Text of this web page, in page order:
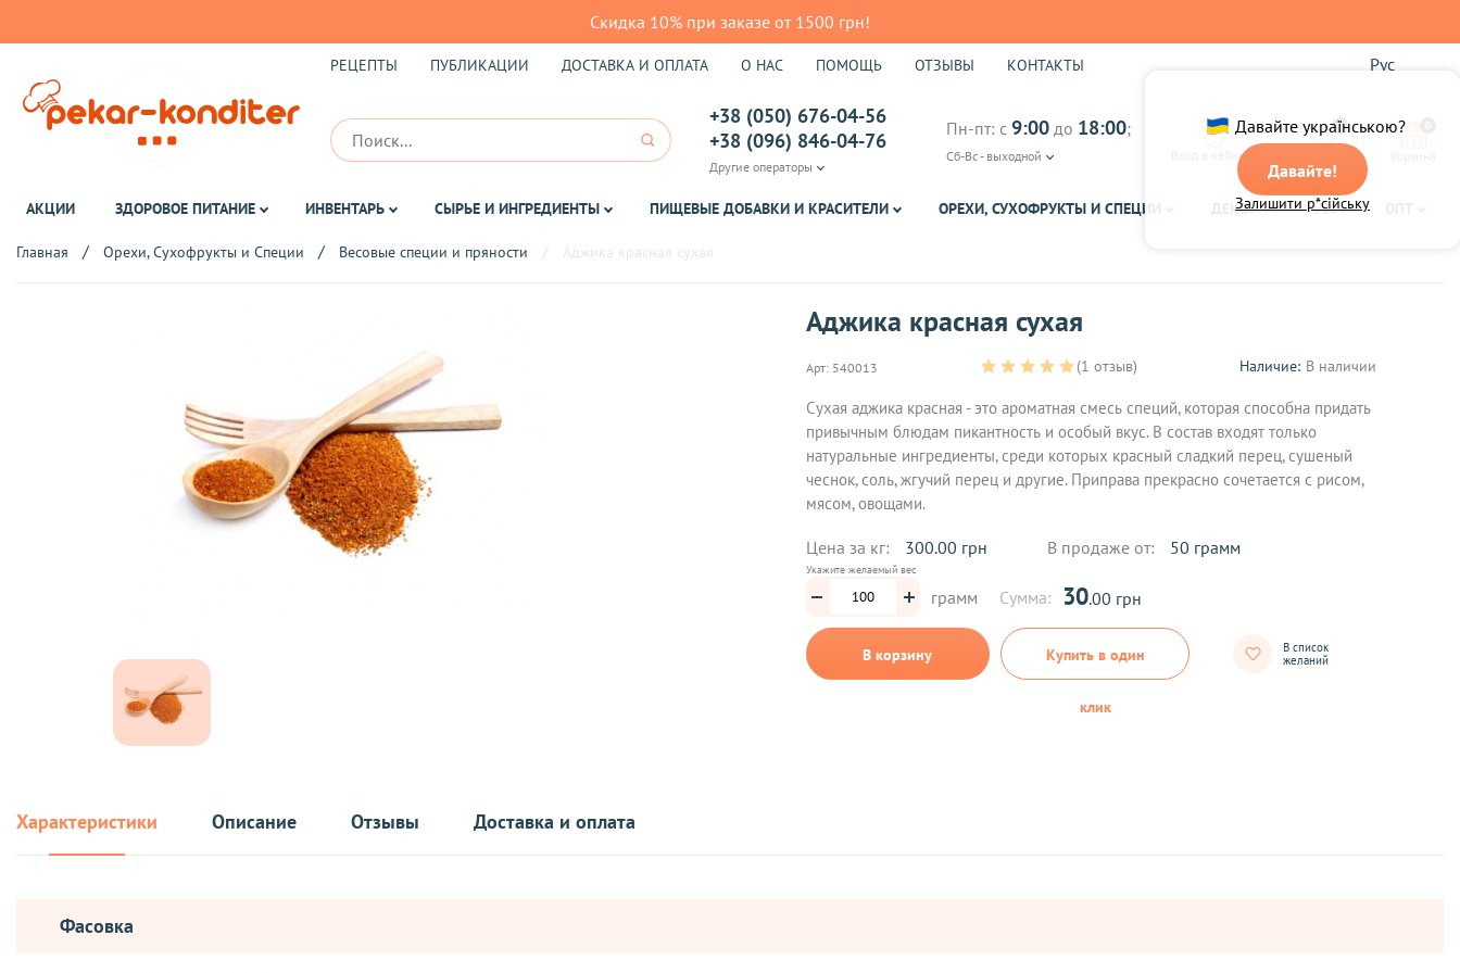
Скидка 10% при заказе от 1500 грн!
Давайте українською?
Давайте!
Залишити р*сійську
РЕЦЕПТЫ ПУБЛИКАЦИИ ДОСТАВКА И ОПЛАТА О НАС ПОМОЩЬ ОТЗЫВЫ КОНТАКТЫ Рус
+38 (050) 676-04-56
+38 (096) 846-04-76
Другие операторы
Пн-пт: с 9:00 до 18:00;
Сб-Вс - выходной Вход в кабинет
0
АКЦИИ ЗДОРОВОЕ ПИТАНИЕ ИНВЕНТАРЬ СЫРЬЕ И ИНГРЕДИЕНТЫ ПИЩЕВЫЕ ДОБАВКИ И КРАСИТЕЛИ ОРЕХИ, СУХОФРУКТЫ И СПЕЦИИ ДЕКОР ЧАЙ
Главная Орехи, Сухофрукты и Специи Весовые специи и пряности
Аджика красная сухая
Арт: 540013 (1 отзыв) Наличие: В наличии
Сухая аджика красная - это ароматная смесь специй, которая способна придать
привычным блюдам пикантность и особый вкус. В состав входят только
натуральные ингредиенты, среди которых красный сладкий перец, сушеный
чеснок, соль, жгучий перец и другие. Приправа прекрасно сочетается с рисом,
мясом, овощами.
Цена за кг: 300.00 грн В продаже от: 50 грамм
Укажите желаемый вес
грамм Сумма: 30.00 грн
В корзину Купить в один
клик
В список
желаний
Характеристики Описание Отзывы Доставка и оплата
Фасовка